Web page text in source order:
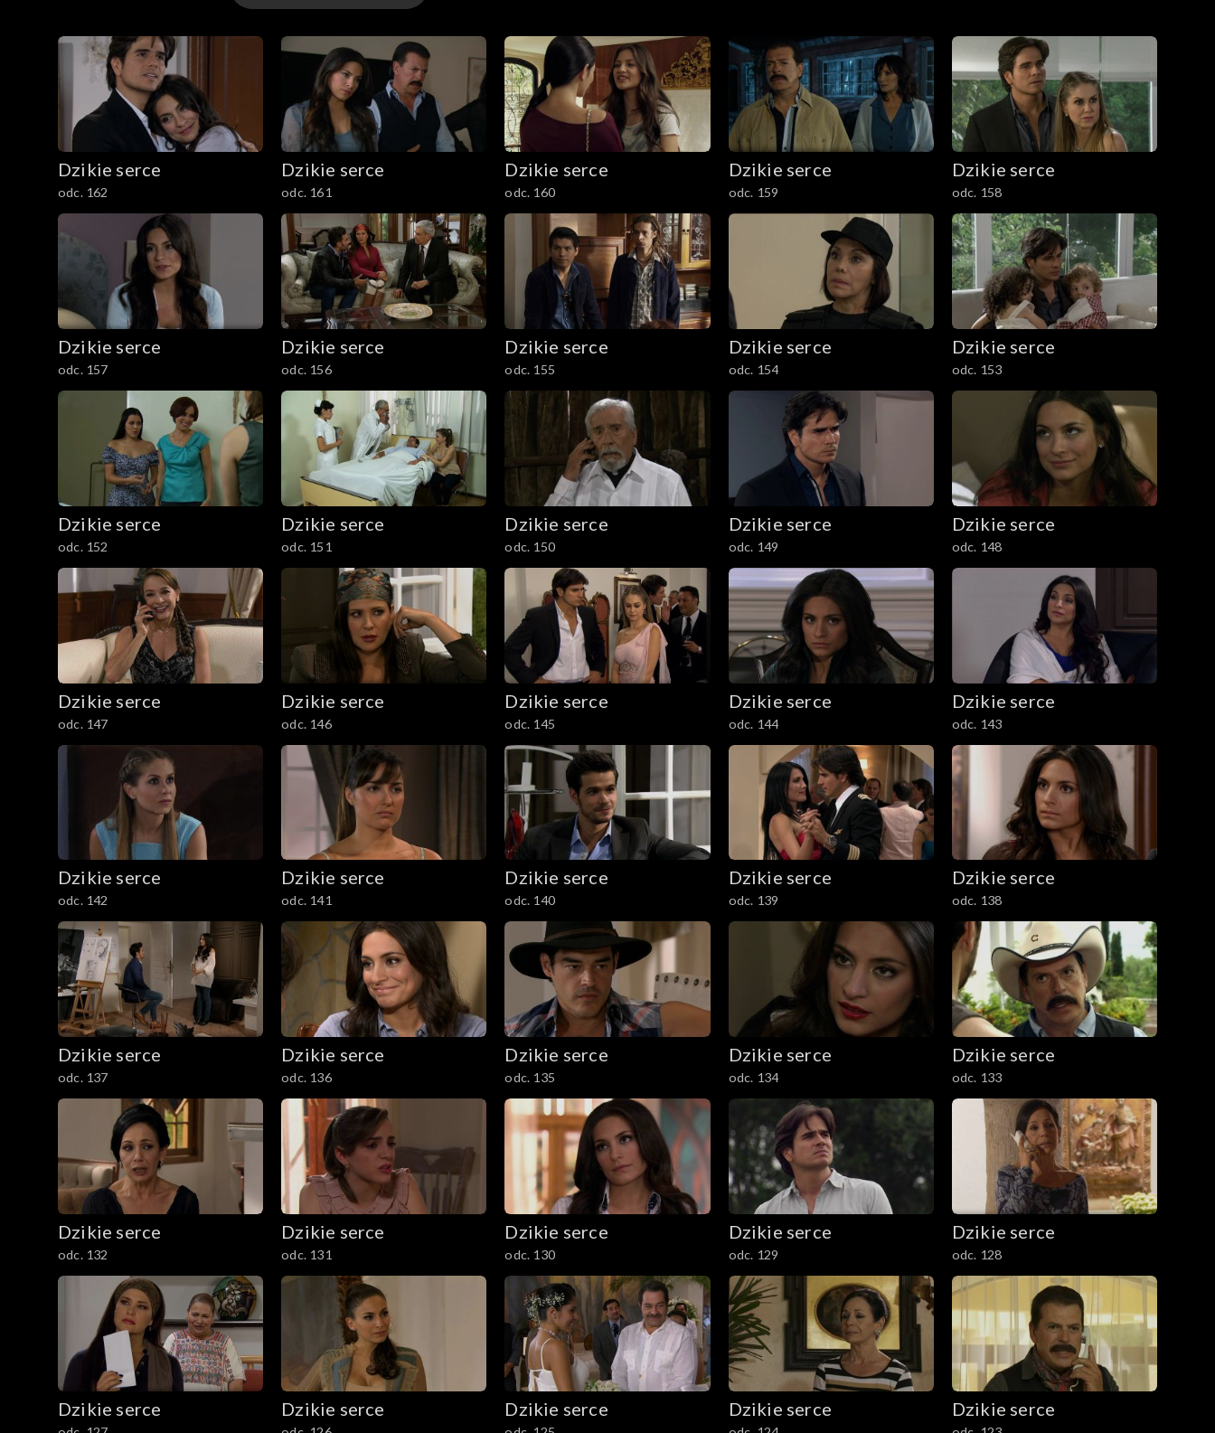
Odcinki
Dzikie serce
odc. 162
Dzikie serce
odc. 161
Dzikie serce
odc. 160
Dzikie serce
odc. 159
Dzikie serce
odc. 158
Dzikie serce
odc. 157
Dzikie serce
odc. 156
Dzikie serce
odc. 155
Dzikie serce
odc. 154
Dzikie serce
odc. 153
Dzikie serce
odc. 152
Dzikie serce
odc. 151
Dzikie serce
odc. 150
Dzikie serce
odc. 149
Dzikie serce
odc. 148
Dzikie serce
odc. 147
Dzikie serce
odc. 146
Dzikie serce
odc. 145
Dzikie serce
odc. 144
Dzikie serce
odc. 143
Dzikie serce
odc. 142
Dzikie serce
odc. 141
Dzikie serce
odc. 140
Dzikie serce
odc. 139
Dzikie serce
odc. 138
Dzikie serce
odc. 137
Dzikie serce
odc. 136
Dzikie serce
odc. 135
Dzikie serce
odc. 134
Dzikie serce
odc. 133
Dzikie serce
odc. 132
Dzikie serce
odc. 131
Dzikie serce
odc. 130
Dzikie serce
odc. 129
Dzikie serce
odc. 128
Dzikie serce Dzikie serce Dzikie serce Dzikie serce Dzikie serce